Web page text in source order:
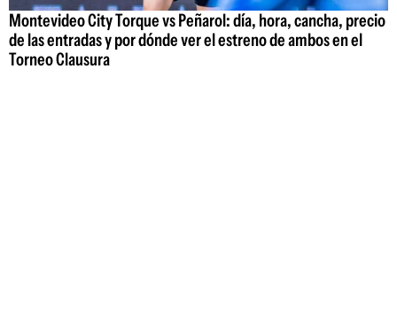
Montevideo City Torque vs Peñarol: día, hora, cancha, precio
de las entradas y por dónde ver el estreno de ambos en el
Torneo Clausura